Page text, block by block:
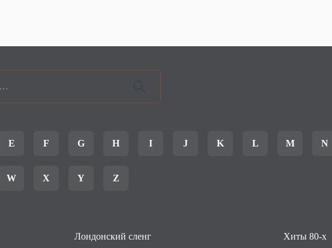
E F G H I J K L M N
W X Y Z
Лондонский сленг Хиты 80-х